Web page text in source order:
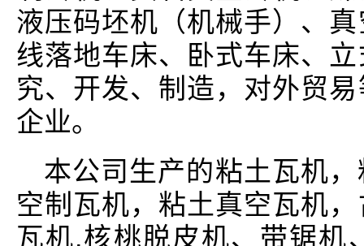
液压码坯机（机械手）、
线落地车床、卧式车床、
究、开发、制造，对外贸
企业。
本公司生产的粘土瓦机
空制瓦机，粘土真空瓦机
瓦机,核桃脱皮机、带锯机